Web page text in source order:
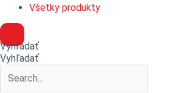
Všetky produkty
Vyhľadať
Vyhľadať